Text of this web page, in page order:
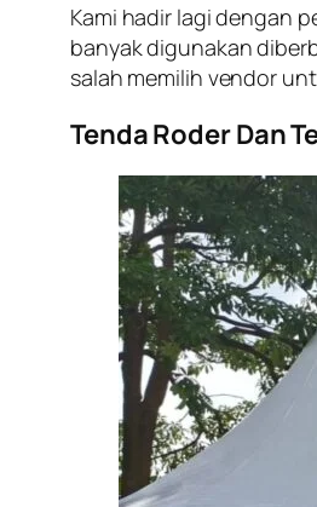
Kami hadir lagi dengan
banyak digunakan
salah memilih vendor
Tenda Roder Dan